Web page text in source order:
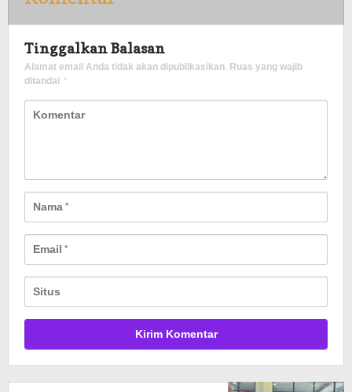
Tinggalkan Balasan
Alamat email Anda tidak akan dipublikasikan. Ruas yang wajib
ditandai *